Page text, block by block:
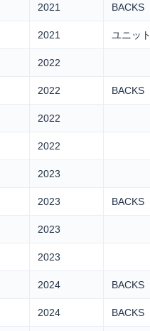
2021 BACKS
2021 ユニット
2022
2022 BACKS
2022
2022
2023
2023 BACKS
2023
2023
2024 BACKS
2024 BACKS